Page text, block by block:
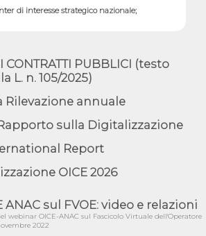
di interesse strategico nazionale;
Stretto di Messina: deliberata la
dal Cipess via libera al quinto lotto
industriale in calo dell'1% a giugno,
in Cdm: contributi per
il d.lgs. di adeguamento all’AI Act in
CONTRATTI PUBBLICI (testo
L. n. 105/2025)
Rilevazione annuale
Rapporto sulla Digitalizzazione
Report
OICE 2026
ANAC sul FVOE: video e relazioni
webinar OICE-ANAC sul Fascicolo Virtuale dell'Operatore
2022